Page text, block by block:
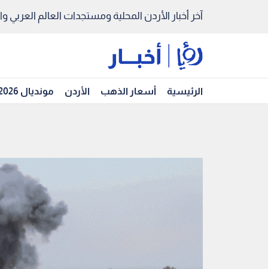
آخر أخبار الأردن المحلية ومستجدات العالم العربي
الرئيسية أسعار الذهب الأردن مونديال 2026